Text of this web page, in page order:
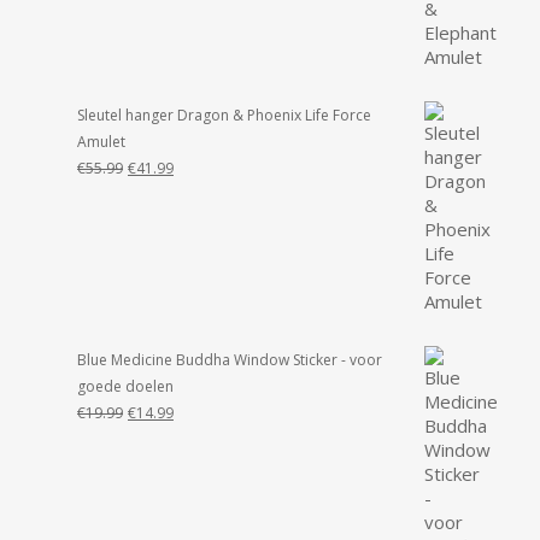
Sleutel hanger Dragon & Phoenix Life Force
Amulet
€55.99 Oorspronkelijke
€41.99Huidige
Blue Medicine Buddha Window Sticker - voor
goede doelen
€19.99 Oorspronkelijke
€14.99Huidige